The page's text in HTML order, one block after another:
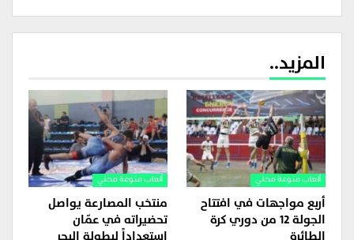
المزيد..
ألعاب منوعة محلي
أربع مواجهات في افتتاح
الجولة 12 من دوري كرة
ألعاب منوعة محلي
منتخب المصارعة يواصل
تحضيراته في عمّان